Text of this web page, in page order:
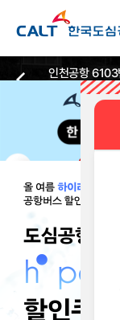
인천공항
2026-07-13
실시간
위치안내